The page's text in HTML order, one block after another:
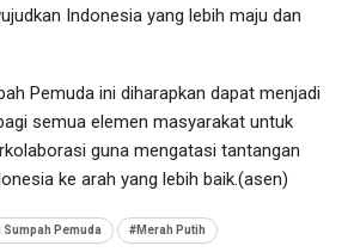
Indonesia yang lebih maju dan
Pemuda ini diharapkan dapat menjadi
semua elemen masyarakat untuk
guna mengatasi tantangan
ke arah yang lebih baik.(asen)
Sumpah Pemuda #Merah Putih